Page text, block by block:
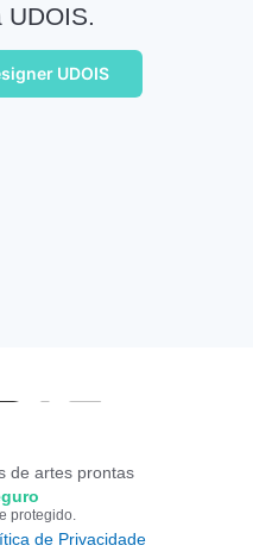
UDOIS.
UDOIS
de artes prontas
protegido.
de Privacidade